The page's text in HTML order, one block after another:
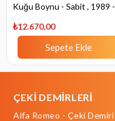
Kuğu Boynu - Sabit , 1989 -
₺12.670,00
Sepete Ekle
ÇEKİ DEMİRLERİ
Alfa Romeo - Çeki Demiri